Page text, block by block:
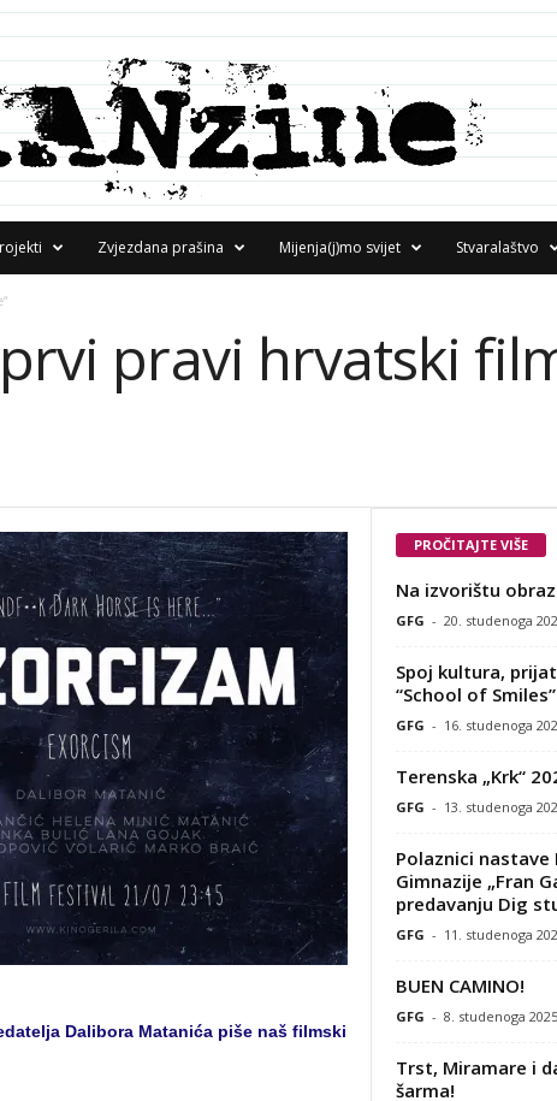
Zvjezdana prašina Mijenja(j)mo svijet Stvaralaštvo
pravi hrvatski
Dalibora Matanića piše naš filmski
PROČITAJTE VIŠE
Na izvorištu
GFG - 20. studenoga
Spoj kultura,
“School of
GFG - 16. studenoga
Terenska „Krk“
GFG - 13. studenoga
Polaznici
Gimnazije „Fran
predavanju Dig
GFG - 11. studenoga
BUEN CAMINO!
GFG - 8. studenoga 2025.
Trst, Miramare i
šarma!